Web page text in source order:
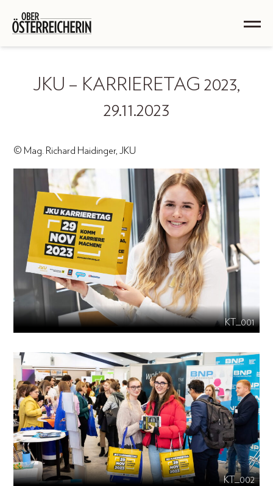
JKU – KARRIERETAG 2023,
29.11.2023
© Mag. Richard Haidinger, JKU
KT_001
KT_002